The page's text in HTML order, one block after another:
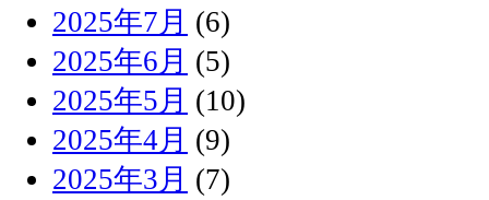
2025年7月 (6)
2025年6月 (5)
2025年5月 (10)
2025年4月 (9)
2025年3月 (7)